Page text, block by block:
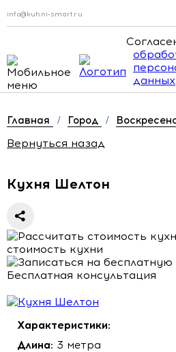
info@kuhni-smart.ru
данных
Главная / Город /
Вернуться назад
Кухня Шелтон
стоимость кухни
Бесплатная консультация
Характеристики:
Длина: 3 метра